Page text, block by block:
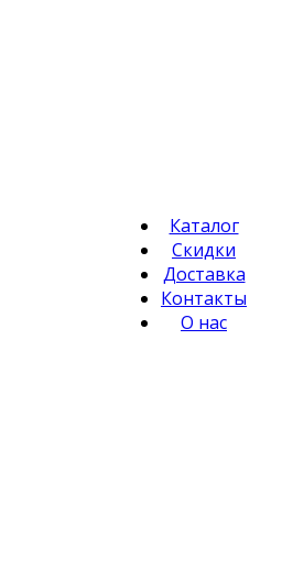
Каталог
Скидки
Доставка
Контакты
О нас